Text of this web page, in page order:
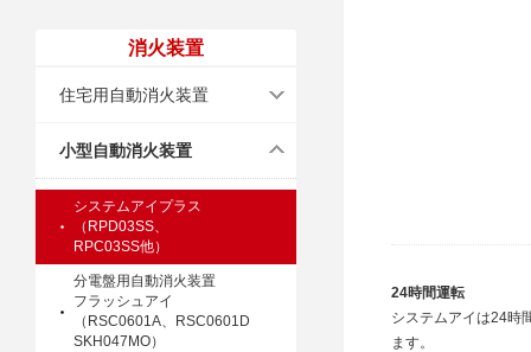
消火装置
住宅用自動消火装置
小型自動消火装置
システムアイプラス
（RPD03SS、
RPC03SS他）
分電盤用自動消火装置
フラッシュアイ
（RSC0601A、RSC0601D
SKH047MO）
24時間運転
システムアイは24時
ます。